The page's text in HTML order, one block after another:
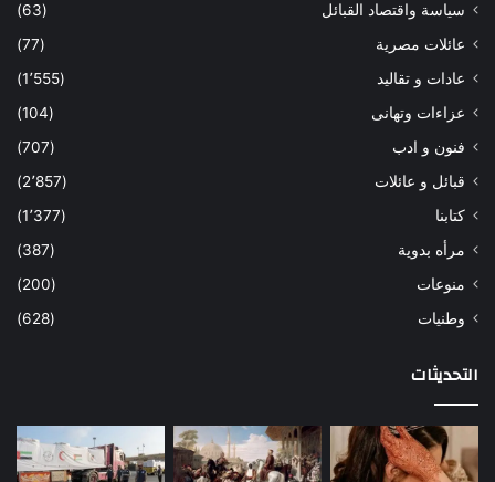
سياسة واقتصاد القبائل
(63)
عائلات مصرية
(77)
عادات و تقاليد
(1٬555)
عزاءات وتهانى
(104)
فنون و ادب
(707)
قبائل و عائلات
(2٬857)
كتابنا
(1٬377)
مرأه بدوية
(387)
منوعات
(200)
وطنيات
(628)
التحديثات